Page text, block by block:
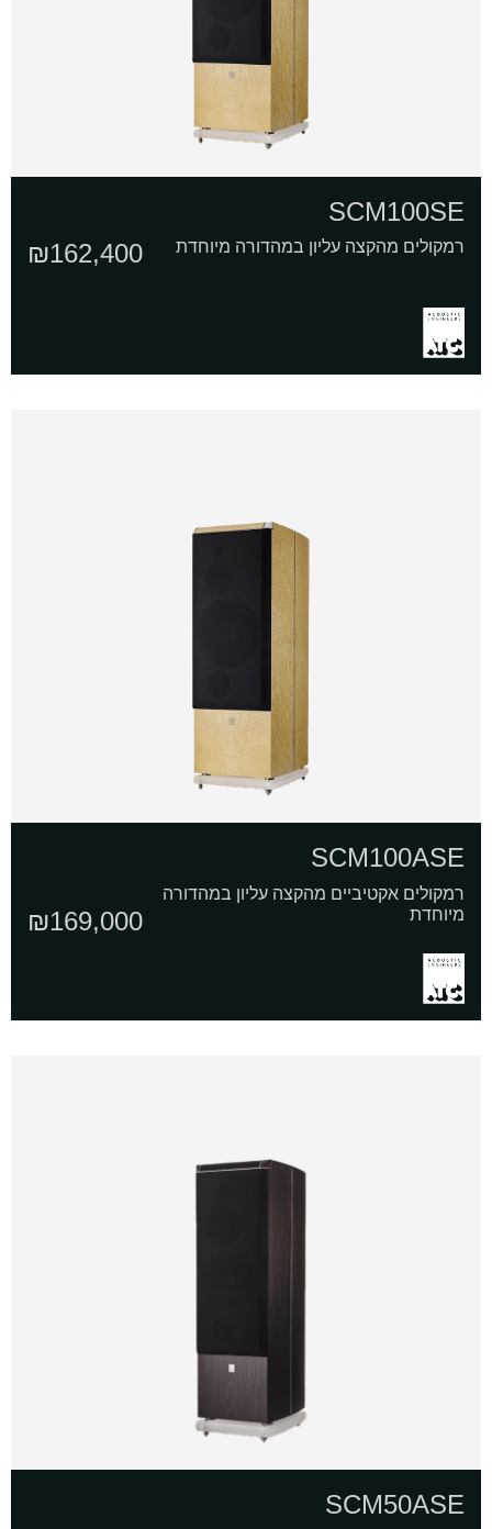
SCM100SE
רמקולים מהקצה עליון במהדורה מיוחדת ₪162,400
SCM100ASE
רמקולים אקטיביים מהקצה עליון במהדורה
מיוחדת
₪169,000
SCM50ASE